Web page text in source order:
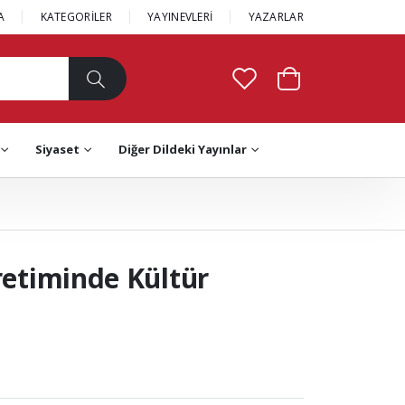
KATEGORİLER YAYINEVLERİ YAZARLAR
Siyaset Diğer Dildeki Yayınlar
Kültür